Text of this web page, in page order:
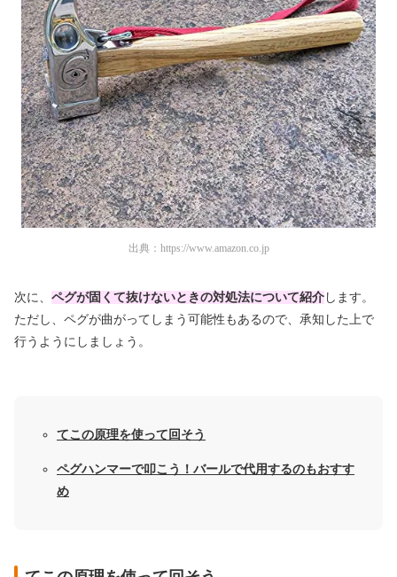
出典： https://www.amazon.co.jp
次に、 ペグが固くて抜けないときの対処法について紹介 します。
ただし、ペグが曲がってしまう可能性もあるので、承知した上で
行うようにしましょう。
てこの原理を使って回そう
ペグハンマーで叩こう！バールで代用するのもおすす
め